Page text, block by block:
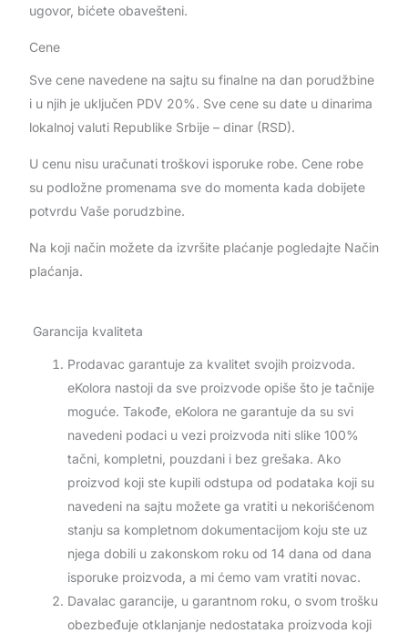
ugovor, bićete obavešteni.
Cene
Sve cene navedene na sajtu su finalne na dan porudžbine
i u njih je uključen PDV 20%. Sve cene su date u dinarima
lokalnoj valuti Republike Srbije – dinar (RSD).
U cenu nisu uračunati troškovi isporuke robe. Cene robe
su podložne promenama sve do momenta kada dobijete
potvrdu Vaše porudzbine.
Na koji način možete da izvršite plaćanje pogledajte Način
plaćanja.
Garancija kvaliteta
Prodavac garantuje za kvalitet svojih proizvoda.
eKolora nastoji da sve proizvode opiše što je tačnije
moguće. Takođe, eKolora ne garantuje da su svi
navedeni podaci u vezi proizvoda niti slike 100%
tačni, kompletni, pouzdani i bez grešaka. Ako
proizvod koji ste kupili odstupa od podataka koji su
navedeni na sajtu možete ga vratiti u nekorišćenom
stanju sa kompletnom dokumentacijom koju ste uz
njega dobili u zakonskom roku od 14 dana od dana
isporuke proizvoda, a mi ćemo vam vratiti novac.
Davalac garancije, u garantnom roku, o svom trošku
obezbeđuje otklanjanje nedostataka proizvoda koji